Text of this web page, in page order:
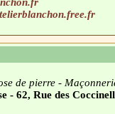
de pierre -
- 62, Rue des